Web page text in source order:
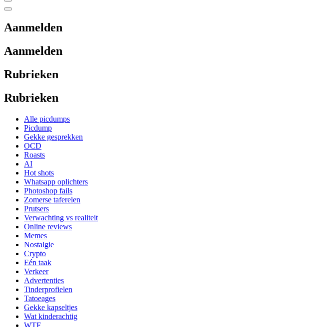
Aanmelden
Aanmelden
Rubrieken
Rubrieken
Alle picdumps
Picdump
Gekke gesprekken
OCD
Roasts
AI
Hot shots
Whatsapp oplichters
Photoshop fails
Zomerse taferelen
Prutsers
Verwachting vs realiteit
Online reviews
Memes
Nostalgie
Crypto
Eén taak
Verkeer
Advertenties
Tinderprofielen
Tatoeages
Gekke kapseltjes
Wat kinderachtig
WTF